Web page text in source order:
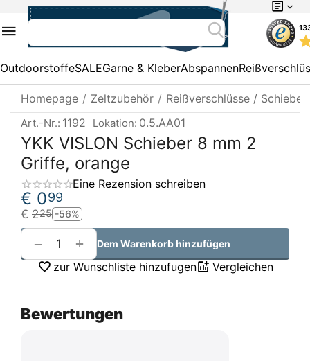
OutdoorstoffeSALEGarne & KleberAbspannen
Homepage / Zeltzubehör / Reißverschlüsse / Schieber
Art.-Nr.: 1192 Lokation: 0.5.AA01
YKK VISLON Schieber 8 mm 2
Griffe, orange
Eine Rezension schreiben
€ 099
€ 225 -56%
+
− Dem Warenkorb hinzufügen
zur Wunschliste hinzufugen Vergleichen
Bewertungen